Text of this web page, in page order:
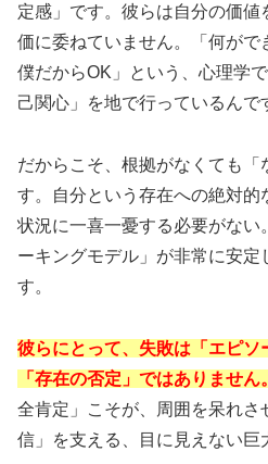
定感」です。彼らは自分の価
価に委ねていません。「何がで
僕だからOK」という、心理学で
己関心 」を地で行っているんで
だからこそ、根拠がなくても「
す。自分という存在への絶対
状況に一喜一憂する必要がない
ーキングモデル 」が非常に安
す。
彼らにとって、失敗は「エピソ
「存在の否定」ではありません。
全肯定」こそが、周囲を呆れさ
信」を支える、目に見えない巨